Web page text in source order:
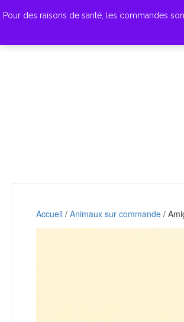
Accueil / Animaux sur commande /
Pour des raisons de santé, les commandes